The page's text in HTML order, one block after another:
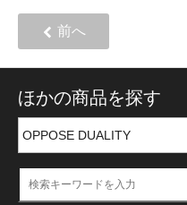
前へ
ほかの商品を探す